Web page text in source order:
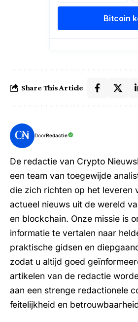
Share This Article
DoorRedactie
De redactie van Crypto
een team van toegewijde
die zich richten op het leveren
actueel nieuws uit de wereld
en blockchain. Onze missie is
informatie te vertalen naar
praktische gidsen en
zodat u altijd goed
artikelen van de redactie
aan een strenge redactionele
feitelijkheid en